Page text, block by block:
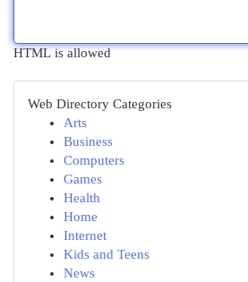
HTML is allowed
Web Directory Categories
Arts
Business
Computers
Games
Health
Home
Internet
Kids and Teens
News